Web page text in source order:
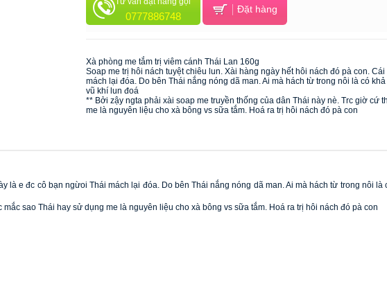
0777886748
Đặt hàng
Xà phòng me tắm trị viêm cánh Thái Lan 160g
Soap me trị hôi nách tuyệt chiêu lun. Xài hàng ngày hết hôi nách đó pà con.
mách lại đóa. Do bên Thái nắng nóng dã man. Ai mà hách từ trong nôi là có
vũ khí lun đoá
** Bởi zậy ngta phải xài soap me truyền thống của dân Thái này nè. Trc giờ cứ
me là nguyên liệu cho xà bông vs sữa tắm. Hoá ra trị hôi nách đó pà con
là e đc cô bạn ngừoi Thái mách lại đóa. Do bên Thái nắng nóng dã man. Ai mà hách từ trong nôi là
sao Thái hay sử dụng me là nguyên liệu cho xà bông vs sữa tắm. Hoá ra trị hôi nách đó pà con